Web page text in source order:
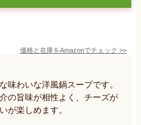
価格と在庫をAmazonでチェック >>
味わいな洋風鍋スープです。
の旨味が相性よく、チーズが
が楽しめます。